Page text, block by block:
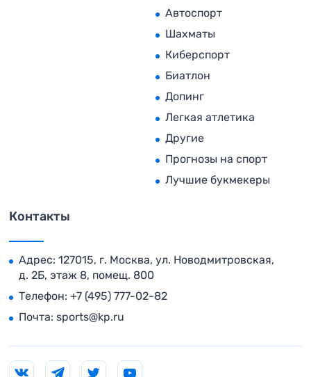
Автоспорт
Шахматы
Киберспорт
Биатлон
Допинг
Легкая атлетика
Другие
Прогнозы на спорт
Лучшие букмекеры
Контакты
Адрес: 127015, г. Москва, ул. Новодмитровская,
д. 2Б, этаж 8, помещ. 800
Телефон: +7 (495) 777-02-82
Почта: sports@kp.ru